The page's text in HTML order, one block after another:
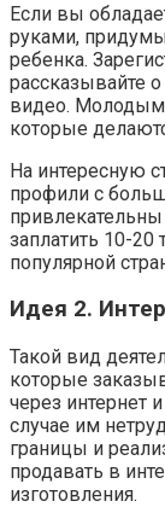
Если вы
руками,
ребенка.
рассказывайте
видео.
которые
На интересную
профили с
заплатить 10-20
популярной
Идея 2.
Такой вид
которые
через интернет
случае им
границы и
продавать в
изготовления.